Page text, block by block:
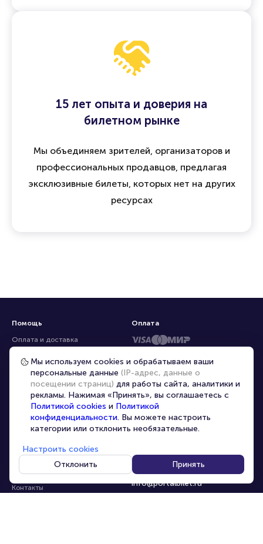
15 лет опыта и доверия на
билетном рынке
Мы объединяем зрителей, организаторов и
профессиональных продавцов, предлагая
эксклюзивные билеты, которых нет на других
ресурсах
Помощь
Оплата и доставка
Частые вопросы
Перепродажа билетов
Организаторам
Корпоративным клиентам
VIP-билеты
Персональные данные
О компании
Контакты
8-800-500-42-62
8-499-226-15-14
info@portalbilet.ru
С 10:00 до 21:00,
Оплата
Мы используем cookies и обрабатываем ваши
персональные данные (IP-адрес, данные о
посещении страниц) для работы сайта, аналитики и
рекламы. Нажимая «Принять», вы соглашаетесь с
Политикой cookies и Политикой
конфиденциальности. Вы можете настроить
категории или отклонить необязательные.
Настроить cookies
Отклонить
Принять